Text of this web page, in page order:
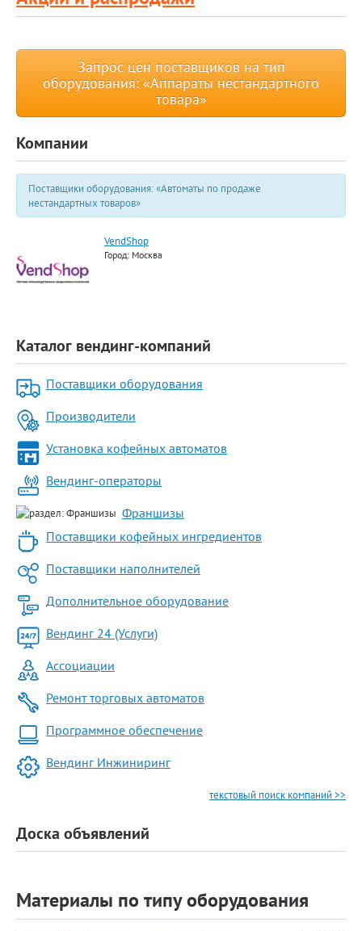
Запрос цен поставщиков на тип
оборудования: «Аппараты нестандартного
товара»
Компании
Поставщики оборудования: «Автоматы по продаже
нестандартных товаров»
VendShop
Город: Москва
Каталог вендинг-компаний
Поставщики оборудования
Производители
Установка кофейных автоматов
Вендинг-операторы
Франшизы
Поставщики кофейных ингредиентов
Поставщики наполнителей
Дополнительное оборудование
Вендинг 24 (Услуги)
Ассоциации
Ремонт торговых автоматов
Программное обеспечение
Вендинг Инжиниринг
текстовый поиск компаний >>
Доска объявлений
Материалы по типу оборудования